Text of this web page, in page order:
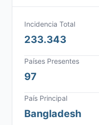
Incidencia Total
233.343
Países Presentes
97
País Principal
Bangladesh